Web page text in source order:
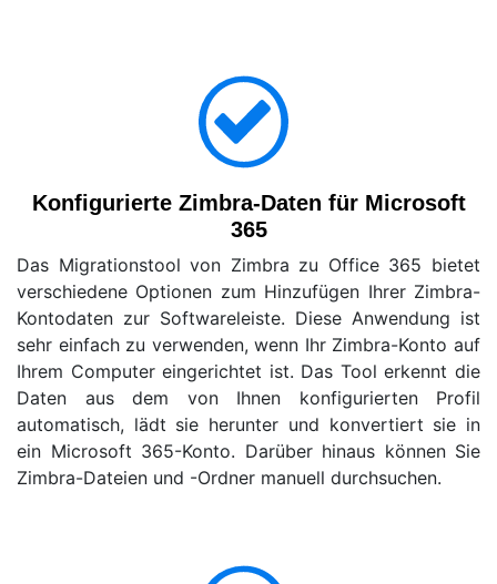
Konfigurierte Zimbra-Daten für Microsoft
365
Das Migrationstool von Zimbra zu Office 365 bietet
verschiedene Optionen zum Hinzufügen Ihrer Zimbra-
Kontodaten zur Softwareleiste. Diese Anwendung ist
sehr einfach zu verwenden, wenn Ihr Zimbra-Konto auf
Ihrem Computer eingerichtet ist. Das Tool erkennt die
Daten aus dem von Ihnen konfigurierten Profil
automatisch, lädt sie herunter und konvertiert sie in
ein Microsoft 365-Konto. Darüber hinaus können Sie
Zimbra-Dateien und -Ordner manuell durchsuchen.